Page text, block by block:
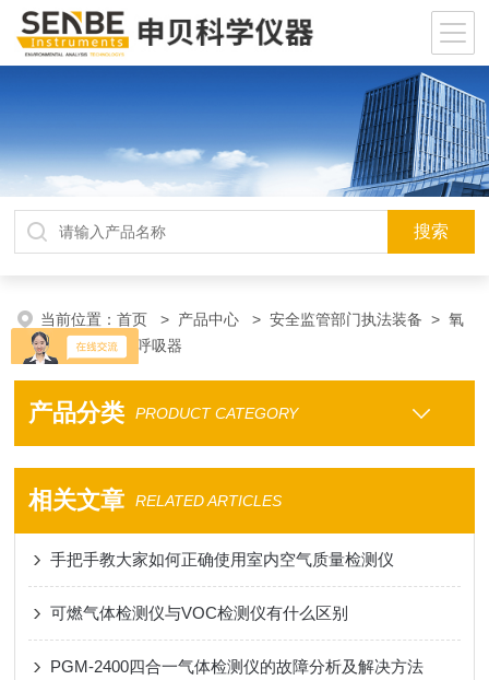
当前位置：首页 > 产品中心 >安全监管部门执法装备 >氧
气呼吸器/空气呼吸器
产品分类 PRODUCT CATEGORY
相关文章 RELATED ARTICLES
手把手教大家如何正确使用室内空气质量检测仪
可燃气体检测仪与VOC检测仪有什么区别
PGM-2400四合一气体检测仪的故障分析及解决方法